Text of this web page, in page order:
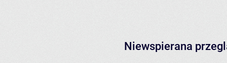
Niewspierana